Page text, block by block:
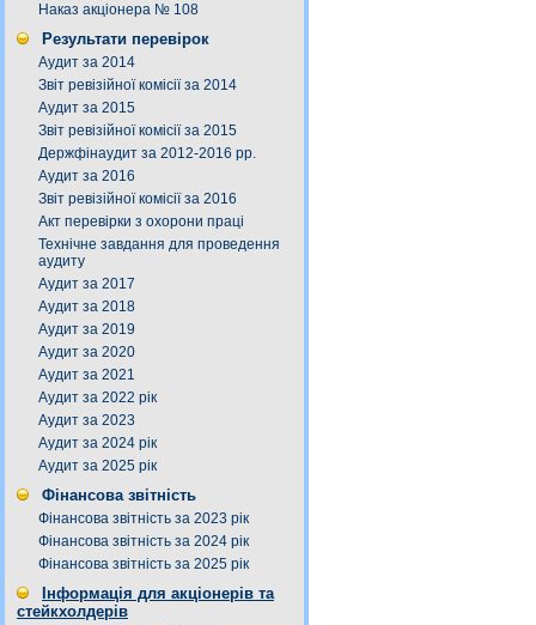
Наказ акціонера № 108
Результати перевірок
Аудит за 2014
Звіт ревізійної комісії за 2014
Аудит за 2015
Звіт ревізійної комісії за 2015
Держфінаудит за 2012-2016 рр.
Аудит за 2016
Звіт ревізійної комісії за 2016
Акт перевірки з охорони праці
Технічне завдання для проведення
аудиту
Аудит за 2017
Аудит за 2018
Аудит за 2019
Аудит за 2020
Аудит за 2021
Аудит за 2022 рік
Аудит за 2023
Аудит за 2024 рік
Аудит за 2025 рік
Фінансова звітність
Фінансова звітність за 2023 рік
Фінансова звітність за 2024 рік
Фінансова звітність за 2025 рік
Інформація для акціонерів та
стейкхолдерів